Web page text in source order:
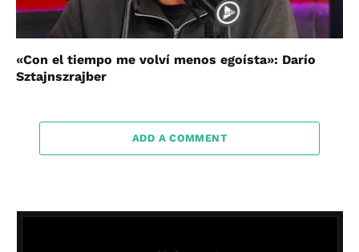
«Con el tiempo me volví menos egoísta»: Darío
Sztajnszrajber
ADD A COMMENT